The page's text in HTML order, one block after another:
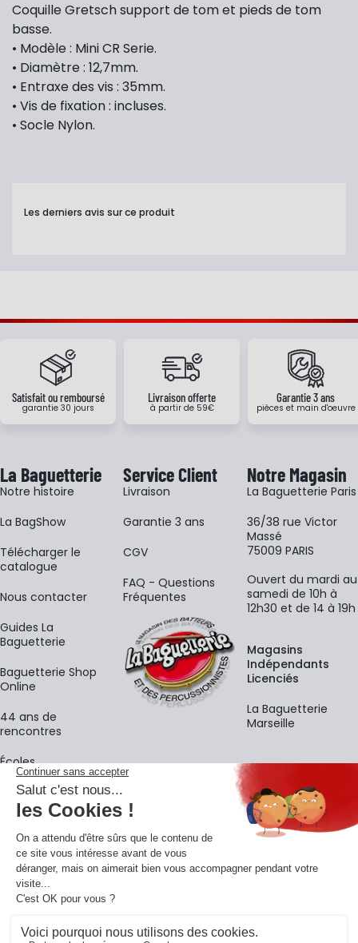
Coquille Gretsch support de tom et pieds de tom
basse.
• Modèle : Mini CR Serie.
• Diamètre : 12,7mm.
• Entraxe des vis : 35mm.
• Vis de fixation : incluses.
• Socle Nylon.
Les derniers avis sur ce produit
Satisfait ou remboursé
garantie 30 jours
Livraison offerte
à partir de 59€
Garantie 3 ans
pièces et main d'oeuvre
La Baguetterie
Notre histoire
La BagShow
​Télécharger le
catalogue
Nous contacter
Guides La
Baguetterie
Baguetterie Shop
Online
44 ans de
rencontres
Écoles
Service Client
Livraison
Garantie 3 ans
CGV
FAQ - Questions
Fréquentes
Notre Magasin
La Baguetterie Paris
36/38 rue Victor
Massé
75009 PARIS
Ouvert du mardi au
samedi de 10h à
12h30 et de 14 à 19h
Magasins
Indépendants
Licenciés
La Baguetterie
Marseille
La newsletter
Adresse e-mail
En vous inscrivant à notre newsletter, vous acceptez notre
confidentialité.
Retrouvons-nous sur